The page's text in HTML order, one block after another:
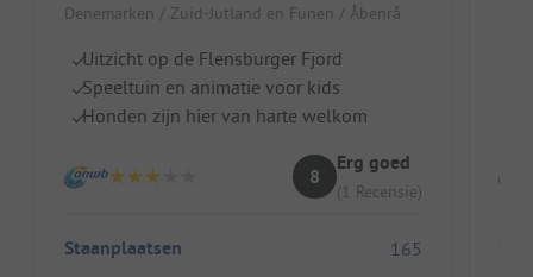
Denemarken / Zuid-Jutland en Funen / Åbenrå
Uitzicht op de Flensburger Fjord
Speeltuin en animatie voor kids
Honden zijn hier van harte welkom
8
Erg goed
(1 Recensie)
Staanplaatsen 165